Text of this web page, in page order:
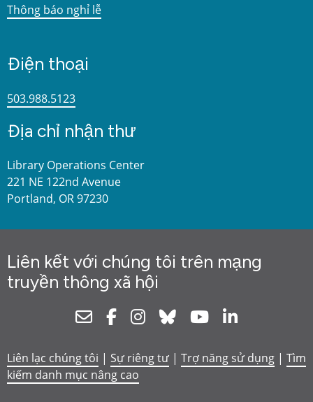
Thông báo nghỉ lễ
Điện thoại
503.988.5123
Địa chỉ nhận thư
Library Operations Center
221 NE 122nd Avenue
Portland, OR 97230
Liên kết với chúng tôi trên mạng
truyền thông xã hội
NewsletterFacebookInstagram
Bluesky Youtube
Liên lạc chúng tôi | Sự riêng tư | Trợ năng sử dụng | Tìm
kiếm danh mục nâng cao